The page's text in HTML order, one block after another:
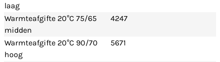
laag
Warmteafgifte 20°C 75/65
midden
4247
Warmteafgifte 20°C 90/70
hoog
5671